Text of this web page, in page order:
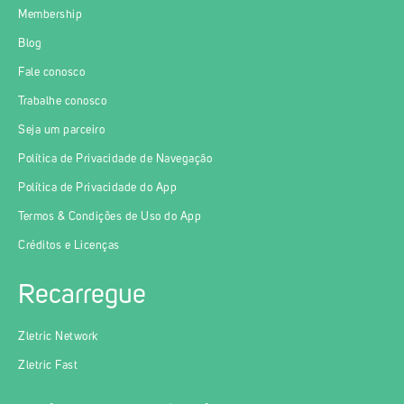
Membership
Blog
Fale conosco
Trabalhe conosco
Seja um parceiro
Política de Privacidade de Navegação
Política de Privacidade do App
Termos & Condições de Uso do App
Créditos e Licenças
Recarregue
Zletric Network
Zletric Fast